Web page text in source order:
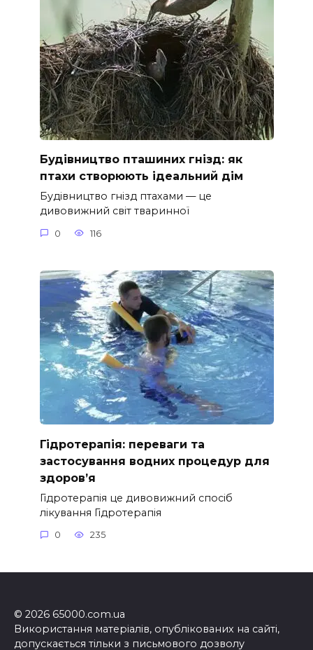
Будівництво пташиних гнізд: як
птахи створюють ідеальний дім
Будівництво гнізд птахами — це
дивовижний світ тваринної
0 116
Гідротерапія: переваги та
застосування водних процедур для
здоров’я
Гідротерапія це дивовижний спосіб
лікування Гідротерапія
0 235
© 2026 65000.com.ua
Використання матеріалів, опублікованих на сайті,
допускається тільки з письмового дозволу